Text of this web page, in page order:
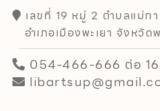
เลขที่ 19 หมู่ 2 ตำบลแม่กา
อำเภอเมืองพะเยา จังหวัด
054-466-666 ต่อ